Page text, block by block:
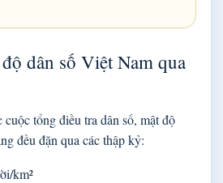
dân số Việt Nam qua
tổng điều tra dân số, mật độ
đều đặn qua các thập kỷ:
km²